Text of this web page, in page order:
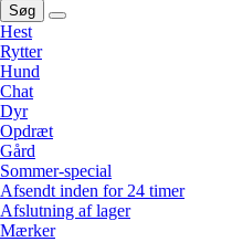
Søg
Hest
Rytter
Hund
Chat
Dyr
Opdræt
Gård
Sommer-special
Afsendt inden for 24 timer
Afslutning af lager
Mærker